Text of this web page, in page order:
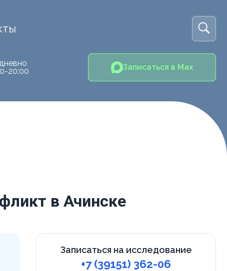
20:00
Записаться в Max
в Ачинске
Записаться на исследование
+7 (39151) 362-06